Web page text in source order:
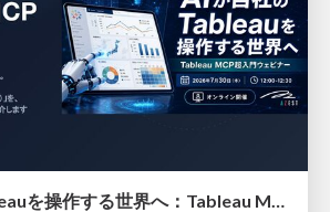
AIが自社のTableauを操作する世界へ：Tableau MCP超入門